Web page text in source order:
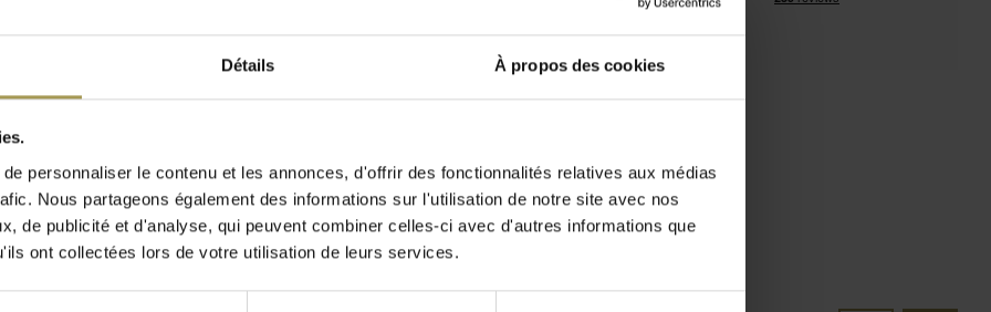
Détails À propos des cookies
personnaliser le contenu et les annonces, d'offrir des fonctionnalités relatives aux médias
Nous partageons également des informations sur l'utilisation de notre site avec nos
de publicité et d'analyse, qui peuvent combiner celles-ci avec d'autres informations que
ont collectées lors de votre utilisation de leurs services.
moderne et
Radice
51d x 116l cm
anodisé
Installation incluse à partir de 1500 €
(uniquement pour le BeNeLux!)